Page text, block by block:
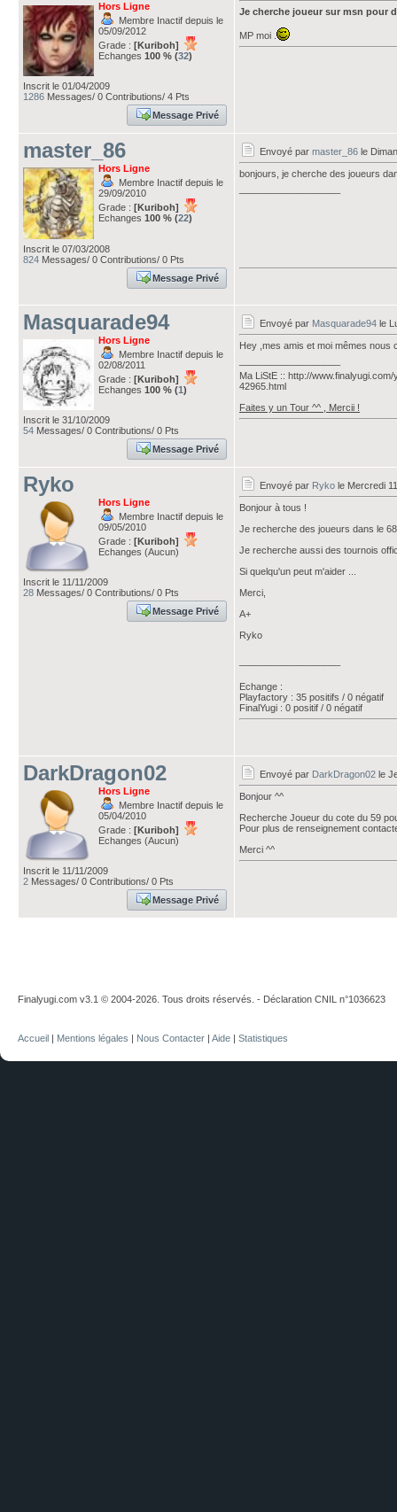
Hors Ligne
Membre Inactif depuis le
05/09/2012
Grade : [Kuriboh]
Echanges 100 % (32)
Inscrit le 01/04/2009
1286 Messages/ 0 Contributions/ 4 Pts
Message Privé
Je cherche joueur sur msn pour
MP moi .
master_86
Hors Ligne
Membre Inactif depuis le
29/09/2010
Grade : [Kuriboh]
Echanges 100 % (22)
Inscrit le 07/03/2008
824 Messages/ 0 Contributions/ 0 Pts
Message Privé
Envoyé par master_86 le
bonjours, je cherche des joueurs
Masquarade94
Hors Ligne
Membre Inactif depuis le
02/08/2011
Grade : [Kuriboh]
Echanges 100 % (1)
Inscrit le 31/10/2009
54 Messages/ 0 Contributions/ 0 Pts
Message Privé
Envoyé par Masquarade94 le
Hey ,mes amis et moi mêmes
Ma LiStE :: http://
42965.html
Faites y un Tour ^^ , Mercii !
Ryko
Hors Ligne
Membre Inactif depuis le
09/05/2010
Grade : [Kuriboh]
Echanges (Aucun)
Inscrit le 11/11/2009
28 Messages/ 0 Contributions/ 0 Pts
Message Privé
Envoyé par Ryko le Mercredi
Bonjour à tous !
Je recherche des joueurs dans le
Je recherche aussi des tournois
Si quelqu'un peut m'aider ...
Merci,
A+
Ryko
Echange :
Playfactory : 35 positifs / 0 négatif
FinalYugi : 0 positif / 0 négatif
DarkDragon02
Hors Ligne
Membre Inactif depuis le
05/04/2010
Grade : [Kuriboh]
Echanges (Aucun)
Inscrit le 11/11/2009
2 Messages/ 0 Contributions/ 0 Pts
Message Privé
Envoyé par DarkDragon02 le
Bonjour ^^
Recherche Joueur du cote du 59
Pour plus de renseignement
Merci ^^
Finalyugi.com v3.1 © 2004-2026. Tous droits réservés. - Déclaration CNIL n°1036623
Accueil | Mentions légales | Nous Contacter | Aide | Statistiques